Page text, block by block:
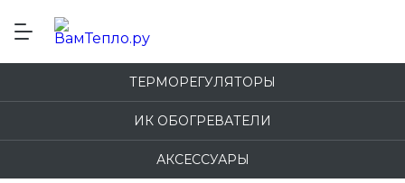
ТЕРМОРЕГУЛЯТОРЫ
ИК ОБОГРЕВАТЕЛИ
АКСЕССУАРЫ